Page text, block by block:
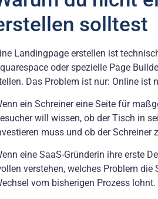
solltest
Landingpage erstellen ist
oder spezielle Page
Das Problem ist nur: Online ist
ein Schreiner eine Seite für
will wissen, ob der Tisch in
muss und ob der Schreiner
eine SaaS-Gründerin ihre erste
verstehen, welches Problem
vom bisherigen Prozess lohnt.